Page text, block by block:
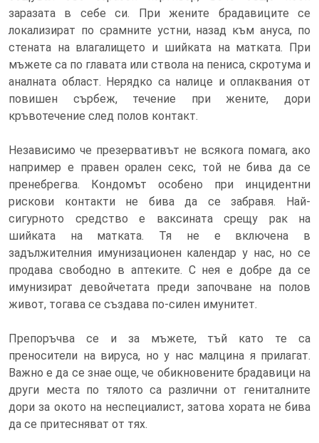
заразата в себе си. При жените брадавиците се
локализират по срамните устни, назад към ануса, по
стената на влагалището и шийката на матката. При
мъжете са по главата или ствола на пениса, скротума и
аналната област. Нерядко са налице и оплаквания от
повишен сърбеж, течение при жените, дори
кръвотечение след полов контакт.
Независимо че презервативът не всякога помага, ако
например е правен орален секс, той не бива да се
пренебрегва. Кондомът особено при инцидентни
рискови контакти не бива да се забравя. Най-
сигурното средство е ваксината срещу рак на
шийката на матката. Тя не е включена в
задължителния имунизационен календар у нас, но се
продава свободно в аптеките. С нея е добре да се
имунизират девойчетата преди започване на полов
живот, тогава се създава по-силен имунитет.
Препоръчва се и за мъжете, тъй като те са
преносители на вируса, но у нас малцина я прилагат.
Важно е да се знае още, че обикновените брадавици на
други места по тялото са различни от гениталните
дори за окото на неспециалист, затова хората не бива
да се притесняват от тях.